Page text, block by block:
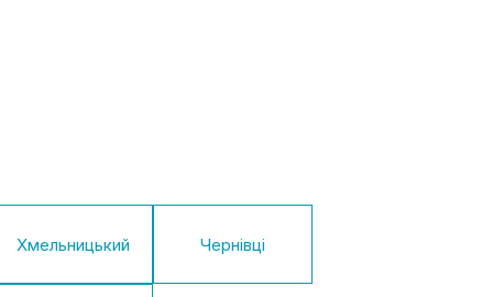
Хмельницький Чернівці